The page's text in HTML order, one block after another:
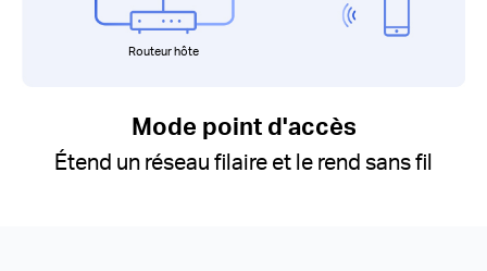
Routeur hôte
Mode point d'accès
Étend un réseau filaire et le rend sans fil